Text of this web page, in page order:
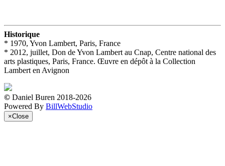
Historique
* 1970, Yvon Lambert, Paris, France
* 2012, juillet, Don de Yvon Lambert au Cnap, Centre national des
arts plastiques, Paris, France. Œuvre en dépôt à la Collection
Lambert en Avignon
© Daniel Buren 2018-2026
Powered By BillWebStudio
×Close